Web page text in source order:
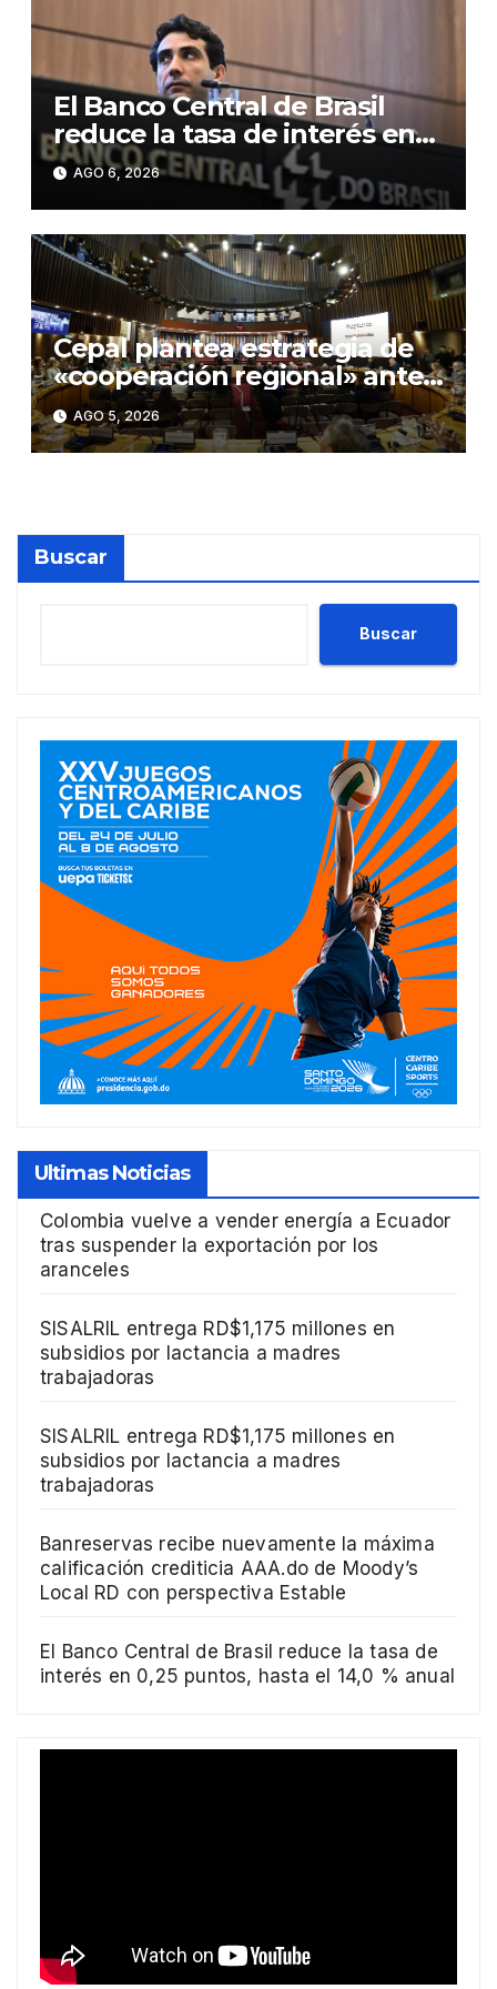
El Banco Central de Brasil
reduce la tasa de interés en
0,25 puntos, hasta el 14,0 %
anual
AGO 6, 2026
Cepal plantea estrategia de
«cooperación regional» ante
«rupturas» en geopolítica
global
AGO 5, 2026
Buscar
Buscar
Ultimas Noticias
Colombia vuelve a vender energía a Ecuador
tras suspender la exportación por los
aranceles
SISALRIL entrega RD$1,175 millones en
subsidios por lactancia a madres
trabajadoras
SISALRIL entrega RD$1,175 millones en
subsidios por lactancia a madres
trabajadoras
Banreservas recibe nuevamente la máxima
calificación crediticia AAA.do de Moody’s
Local RD con perspectiva Estable
El Banco Central de Brasil reduce la tasa de
interés en 0,25 puntos, hasta el 14,0 % anual